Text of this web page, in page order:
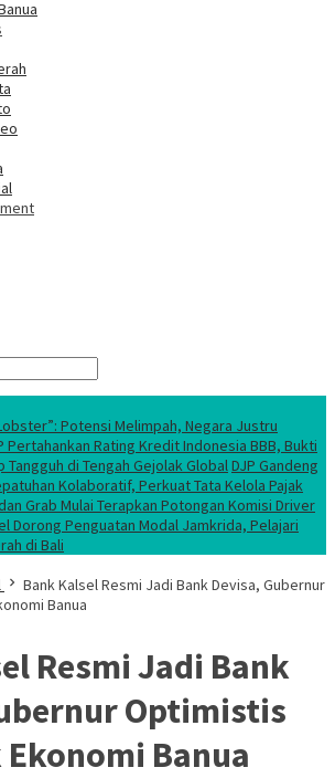
Potensi Melimpah, Negara Justru
Pertahankan Rating Kredit Indonesia BBB, Bukti
Tangguh di Tengah Gejolak GlobalDJP Gandeng
Kolaboratif, Perkuat Tata Kelola Pajak
Grab Mulai Terapkan Potongan Komisi Driver
Dorong Penguatan Modal Jamkrida, Pelajari
di Bali
Bank Kalsel Resmi Jadi Bank Devisa, Gubernur
Banua
Resmi Jadi Bank
Optimistis
Banua